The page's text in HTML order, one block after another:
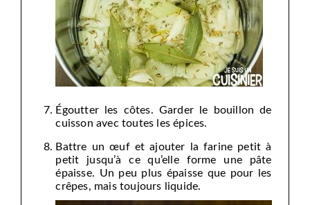
Égoutter les côtes. Garder le bouillon de
cuisson avec toutes les épices.
Battre un œuf et ajouter la farine petit à
petit jusqu’à ce qu’elle forme une pâte
épaisse. Un peu plus épaisse que pour les
crêpes, mais toujours liquide.